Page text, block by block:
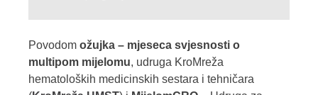
Povodom ožujka – mjeseca svjesnosti o
multipom mijelomu, udruga KroMreža
hematoloških medicinskih sestara i tehničara